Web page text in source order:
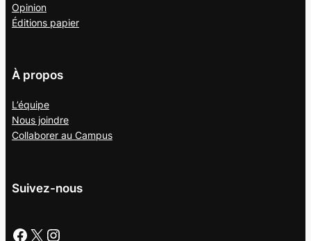
Opinion
Éditions papier
À propos
L’équipe
Nous joindre
Collaborer au Campus
Suivez-nous
Facebook X Instagram